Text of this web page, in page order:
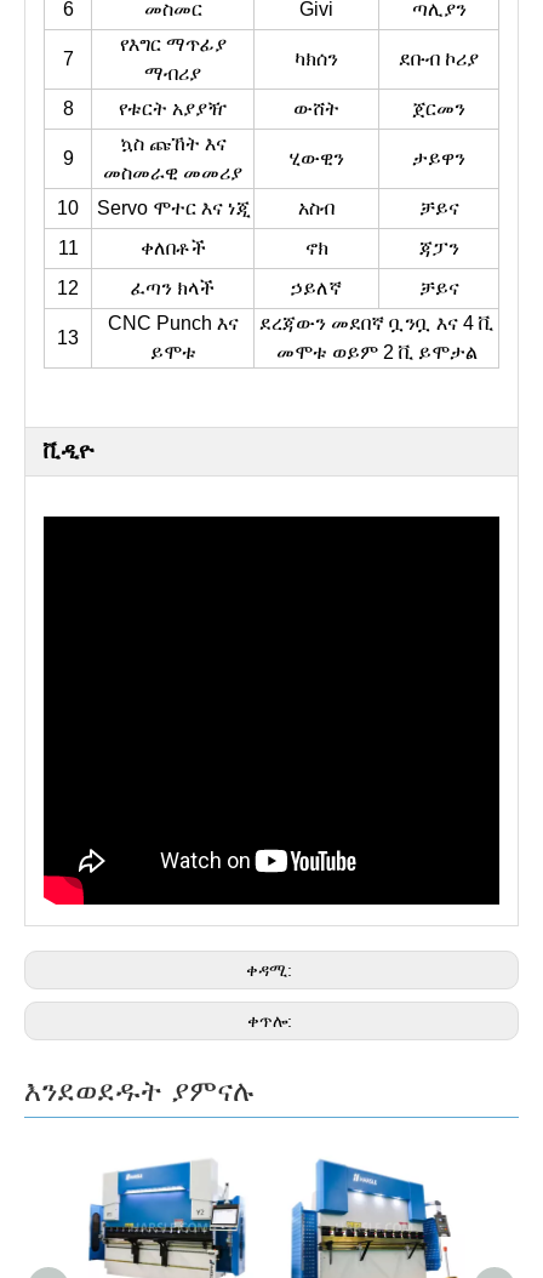
6 መስመር Givi ጣሊያን
7
የእግር ማጥፊያ
ማብሪያ
ካክሰን ደቡብ ኮሪያ
8 የቱርት አያያዥ ውሸት ጀርመን
9
ኳስ ጩኸት እና
መስመራዊ መመሪያ
ሂውዊን ታይዋን
10 Servo ሞተር እና ነጂ አስብ
ቻይና
11
ቀለበቶች ኖክ
ጃፓን
12
ፈጣን ክላች ኃይለኛ ቻይና
13
CNC Punch እና
ይሞቱ
ደረጃውን መደበኛ ቧንቧ እና 4 ቪ
መሞቱ ወይም 2 ቪ ይሞታል
ቪዲዮ
ቀዳሚ:
ቀጥሎ:
እንደወደዱት ያምናሉ